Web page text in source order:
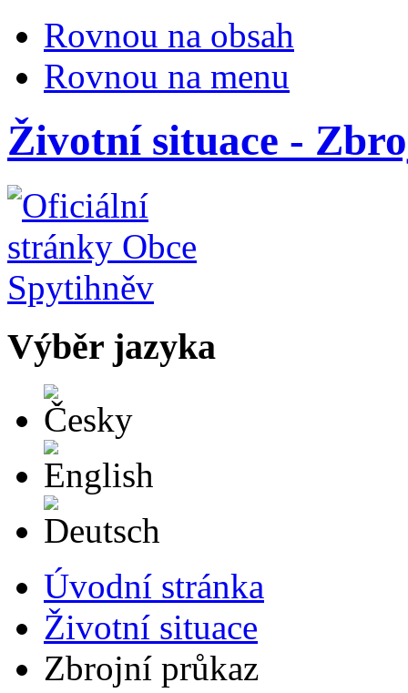
Rovnou na obsah
Rovnou na menu
Životní situace -
Výběr jazyka
Úvodní stránka
Životní situace
Zbrojní průkaz